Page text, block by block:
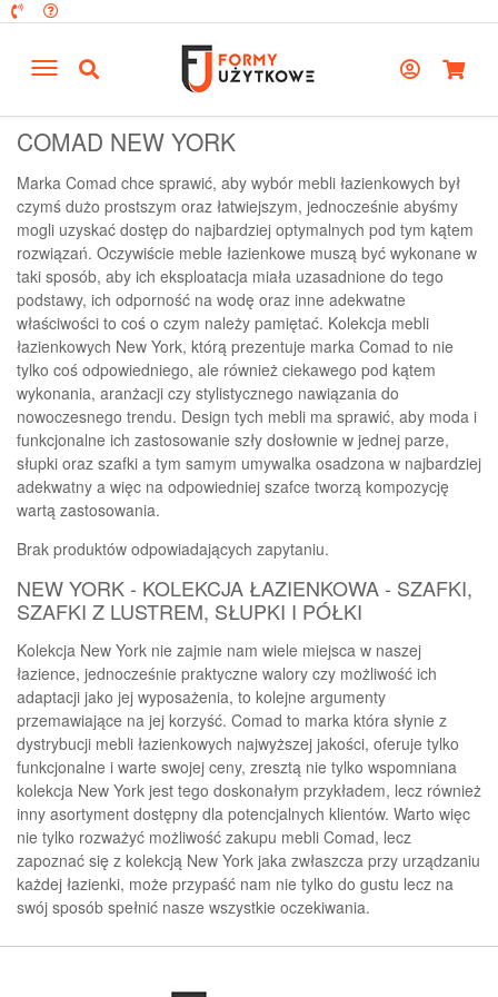
COMAD NEW YORK
Marka Comad chce sprawić, aby wybór mebli łazienkowych był
czymś dużo prostszym oraz łatwiejszym, jednocześnie abyśmy
mogli uzyskać dostęp do najbardziej optymalnych pod tym kątem
rozwiązań. Oczywiście meble łazienkowe muszą być wykonane w
taki sposób, aby ich eksploatacja miała uzasadnione do tego
podstawy, ich odporność na wodę oraz inne adekwatne
właściwości to coś o czym należy pamiętać. Kolekcja mebli
łazienkowych New York, którą prezentuje marka Comad to nie
tylko coś odpowiedniego, ale również ciekawego pod kątem
wykonania, aranżacji czy stylistycznego nawiązania do
nowoczesnego trendu. Design tych mebli ma sprawić, aby moda i
funkcjonalne ich zastosowanie szły dosłownie w jednej parze,
słupki oraz szafki a tym samym umywalka osadzona w najbardziej
adekwatny a więc na odpowiedniej szafce tworzą kompozycję
wartą zastosowania.
Brak produktów odpowiadających zapytaniu.
NEW YORK - KOLEKCJA ŁAZIENKOWA - SZAFKI,
SZAFKI Z LUSTREM, SŁUPKI I PÓŁKI
Kolekcja New York nie zajmie nam wiele miejsca w naszej
łazience, jednocześnie praktyczne walory czy możliwość ich
adaptacji jako jej wyposażenia, to kolejne argumenty
przemawiające na jej korzyść. Comad to marka która słynie z
dystrybucji mebli łazienkowych najwyższej jakości, oferuje tylko
funkcjonalne i warte swojej ceny, zresztą nie tylko wspomniana
kolekcja New York jest tego doskonałym przykładem, lecz również
inny asortyment dostępny dla potencjalnych klientów. Warto więc
nie tylko rozważyć możliwość zakupu mebli Comad, lecz
zapoznać się z kolekcją New York jaka zwłaszcza przy urządzaniu
każdej łazienki, może przypaść nam nie tylko do gustu lecz na
swój sposób spełnić nasze wszystkie oczekiwania.